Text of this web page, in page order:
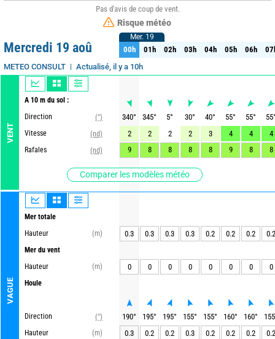
Pas d'avis de coup de vent.
Risque météo
Mercredi 19 aoû
METEO CONSULT Actualisé, il y a 10h
VENT
A 10 m du sol :
Direction
(°)
Vitesse
(nd)
Rafales
(nd)
Comparer les modèles météo
VAGUE
Mer totale
Hauteur
(m)
Mer du vent
Hauteur
(m)
Houle
Direction
(°)
Hauteur
(m)
Mer. 19
00h 01h 02h 03h 04h 05h 06h
Mer. 19
00h 01h 02h 03h 04h 05h 06h
340° 345° 5° 30° 40° 55° 55° 55
2
2 2 2 3 4 4
4
9
8 8 8 8 9 8 8
0.3 0.3 0.3 0.3 0.2 0.2 0.2 0.2
0 0 0 0 0 0 0 0
190° 195° 195° 155° 155° 160° 160°
155
0.3
0.2 0.2 0.3 0.2 0.2 0.2
0.2